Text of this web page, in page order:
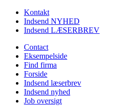
Kontakt
Indsend NYHED
Indsend LÆSERBREV
Contact
Eksempelside
Find firma
Forside
Indsend læserbrev
Indsend nyhed
Job oversigt